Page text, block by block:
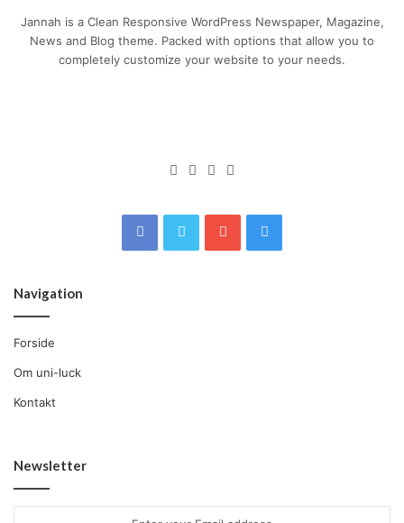
Jannah is a Clean Responsive WordPress Newspaper, Magazine,
News and Blog theme. Packed with options that allow you to
completely customize your website to your needs.
Navigation
Forside
Om uni-luck
Kontakt
Newsletter